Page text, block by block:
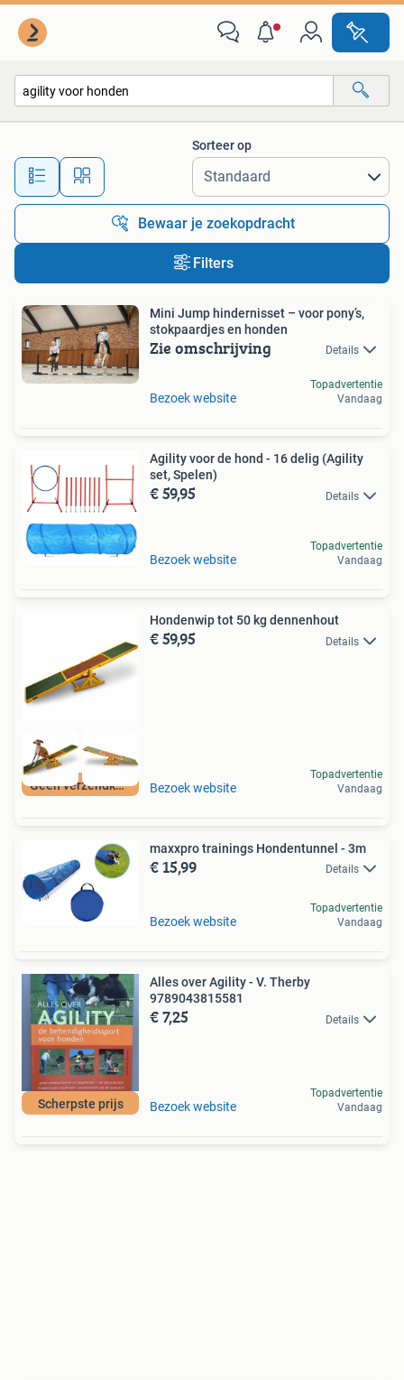
Alle afstanden…
Sorteer op
Bewaar je zoekopdracht
Filters
Mini Jump hindernisset – voor pony’s,
stokpaardjes en honden
Zie omschrijving Details
Bezoek website
Topadvertentie
Vandaag
Agility voor de hond - 16 delig (Agility
set, Spelen)
€ 59,95 Details
Bezoek website
Topadvertentie
Vandaag
Geen verzendkosten
Hondenwip tot 50 kg dennenhout
€ 59,95 Details
Bezoek website
Topadvertentie
Vandaag
maxxpro trainings Hondentunnel - 3m
€ 15,99 Details
Bezoek website
Topadvertentie
Vandaag
Scherpste prijs
Alles over Agility - V. Therby
9789043815581
€ 7,25 Details
Bezoek website
Topadvertentie
Vandaag